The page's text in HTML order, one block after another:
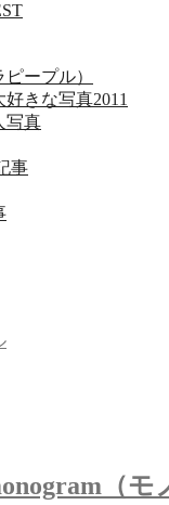
ピープル）
きな写真2011
写真
事
（